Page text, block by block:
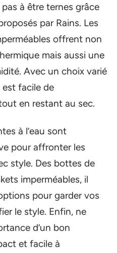
à être ternes grâce
par Rains. Les
offrent non
mais aussi une
Avec un choix varié
facile de
en restant au sec.
à l’eau sont
pour affronter les
style. Des bottes de
imperméables, il
pour garder vos
le style. Enfin, ne
d’un bon
et facile à